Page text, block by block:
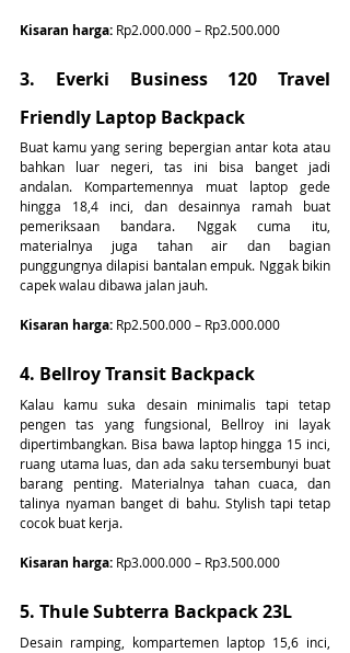
Kisaran harga: Rp2.000.000 – Rp2.500.000
3. Everki Business 120 Travel
Friendly Laptop Backpack
Buat kamu yang sering bepergian antar kota atau
bahkan luar negeri, tas ini bisa banget jadi
andalan. Kompartemennya muat laptop gede
hingga 18,4 inci, dan desainnya ramah buat
pemeriksaan bandara. Nggak cuma itu,
materialnya juga tahan air dan bagian
punggungnya dilapisi bantalan empuk. Nggak bikin
capek walau dibawa jalan jauh.
Kisaran harga: Rp2.500.000 – Rp3.000.000
4. Bellroy Transit Backpack
Kalau kamu suka desain minimalis tapi tetap
pengen tas yang fungsional, Bellroy ini layak
dipertimbangkan. Bisa bawa laptop hingga 15 inci,
ruang utama luas, dan ada saku tersembunyi buat
barang penting. Materialnya tahan cuaca, dan
talinya nyaman banget di bahu. Stylish tapi tetap
cocok buat kerja.
Kisaran harga: Rp3.000.000 – Rp3.500.000
5. Thule Subterra Backpack 23L
Desain ramping, kompartemen laptop 15,6 inci,